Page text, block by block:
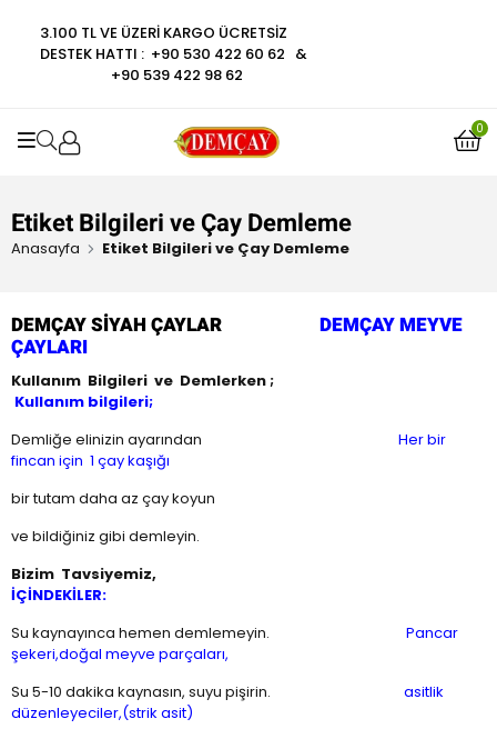
3.100 TL VE ÜZERI KARGO ÜCRETSIZ
DESTEK HATTI : +90 530 422 60 62 &
+90 539 422 98 62
OPEN SEARCH
0
Etiket Bilgileri ve Çay Demleme
Anasayfa Etiket Bilgileri ve Çay Demleme
DEMÇAY SİYAH ÇAYLAR DEMÇAY MEYVE
ÇAYLARI
Kullanım Bilgileri ve Demlerken ;
Kullanım bilgileri;
Demliğe elinizin ayarından Her bir
fincan için 1 çay kaşığı
bir tutam daha az çay koyun
ve bildiğiniz gibi demleyin.
Bizim Tavsiyemiz,
İÇİNDEKİLER:
Su kaynayınca hemen demlemeyin. Pancar
şekeri,doğal meyve parçaları,
Su 5-10 dakika kaynasın, suyu pişirin. asitlik
düzenleyeciler,(strik asit)
l
d
o
y
ı
e
n
y
a
ı
i
n
n
0
a
l
z
e
d
0
o
y
d
ı